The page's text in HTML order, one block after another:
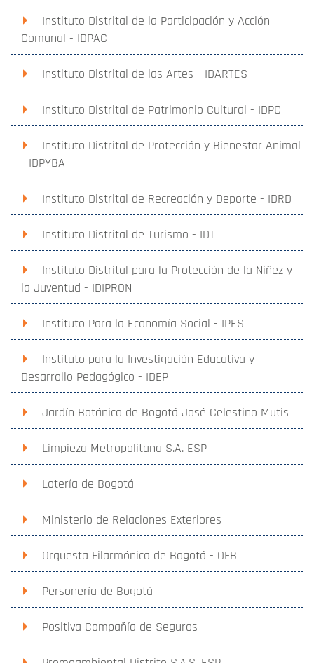
Instituto Distrital de la Participación y Acción
Comunal - IDPAC
Instituto Distrital de las Artes - IDARTES
Instituto Distrital de Patrimonio Cultural - IDPC
Instituto Distrital de Protección y Bienestar Animal
- IDPYBA
Instituto Distrital de Recreación y Deporte - IDRD
Instituto Distrital de Turismo - IDT
Instituto Distrital para la Protección de la Niñez y
la Juventud - IDIPRON
Instituto Para la Economía Social - IPES
Instituto para la Investigación Educativa y
Desarrollo Pedagógico - IDEP
Jardín Botánico de Bogotá José Celestino Mutis
Limpieza Metropolitana S.A. ESP
Lotería de Bogotá
Ministerio de Relaciones Exteriores
Orquesta Filarmónica de Bogotá - OFB
Personería de Bogotá
Positiva Compañía de Seguros